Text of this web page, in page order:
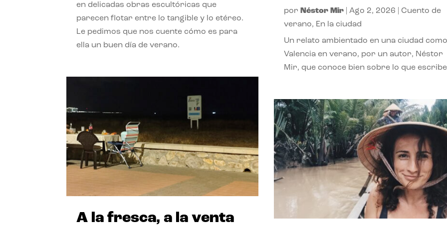
en delicadas obras escultóricas que
parecen flotar entre lo tangible y lo etéreo.
Le pedimos que nos cuente cómo es para
ella un buen día de verano.
A la fresca, a la venta
por Néstor Mir| Ago 2, 2026
Cuento de
verano, En la ciudad
Un relato ambientado en una ciudad como
Valencia en verano, por un autor, Néstor
Mir, que conoce bien sobre lo que